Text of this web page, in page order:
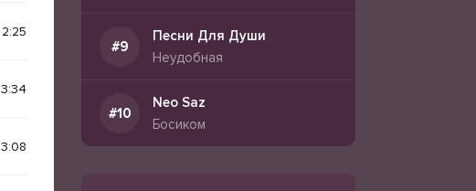
2:25
3:34
3:08
Песни Для Души
Неудобная
Neo Saz
Босиком